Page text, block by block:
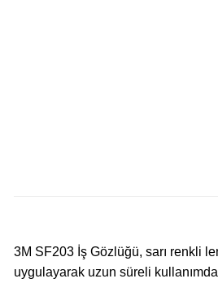
3M SF203 İş Gözlüğü, sarı renkli
uygulayarak uzun süreli